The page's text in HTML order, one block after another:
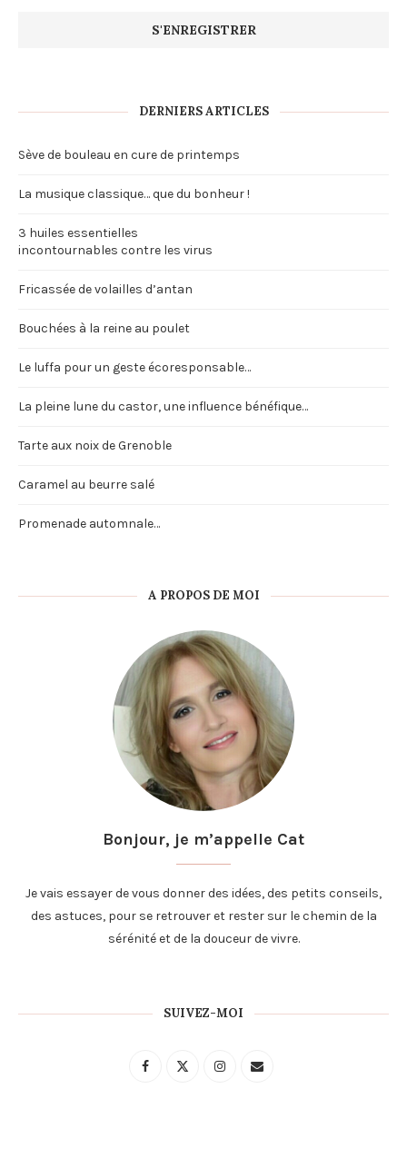
DERNIERS ARTICLES
Sève de bouleau en cure de printemps
La musique classique… que du bonheur !
3 huiles essentielles
incontournables contre les virus
Fricassée de volailles d’antan
Bouchées à la reine au poulet
Le luffa pour un geste écoresponsable…
La pleine lune du castor, une influence bénéfique…
Tarte aux noix de Grenoble
Caramel au beurre salé
Promenade automnale…
A PROPOS DE MOI
Bonjour, je m’appelle Cat
Je vais essayer de vous donner des idées, des petits conseils,
des astuces, pour se retrouver et rester sur le chemin de la
sérénité et de la douceur de vivre.
SUIVEZ-MOI